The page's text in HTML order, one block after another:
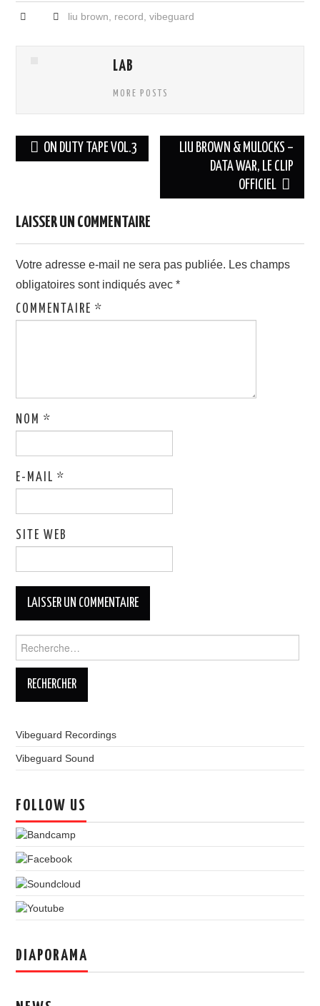
liu brown record vibeguard
LAB
MORE POSTS
Navigation
des
ON DUTY TAPE VOL.3
LIU BROWN & MULOCKS –
DATA WAR, LE CLIP
OFFICIEL
LAISSER UN COMMENTAIRE
Votre adresse e-mail ne sera pas publiée. Les champs
obligatoires sont indiqués avec*
COMMENTAIRE*
NOM*
E-MAIL*
SITE WEB
Vibeguard Recordings
Vibeguard Sound
FOLLOW US
DIAPORAMA